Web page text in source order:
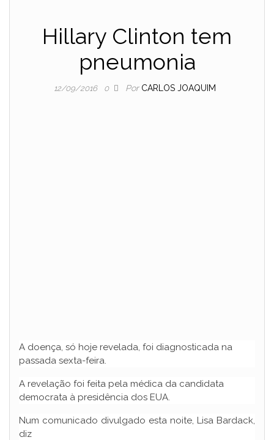
Hillary Clinton tem
pneumonia
12/09/2016 0 Por CARLOS JOAQUIM
A doença, só hoje revelada, foi diagnosticada na
passada sexta-feira.
A revelação foi feita pela médica da candidata
democrata à presidência dos EUA.
Num comunicado divulgado esta noite, Lisa Bardack,
diz